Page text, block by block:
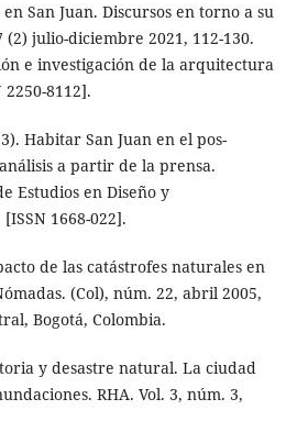
San Juan. Discursos en torno a su
julio-diciembre 2021, 112-130.
e investigación de la arquitectura
2250-8112].
Habitar San Juan en el pos-
a partir de la prensa.
Estudios en Diseño y
1668-022].
de las catástrofes naturales en
(Col), núm. 22, abril 2005,
Bogotá, Colombia.
y desastre natural. La ciudad
RHA. Vol. 3, núm. 3,